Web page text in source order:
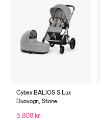
Cybex BALIOS S Lux
Duovogn, Stone
5.808 kr